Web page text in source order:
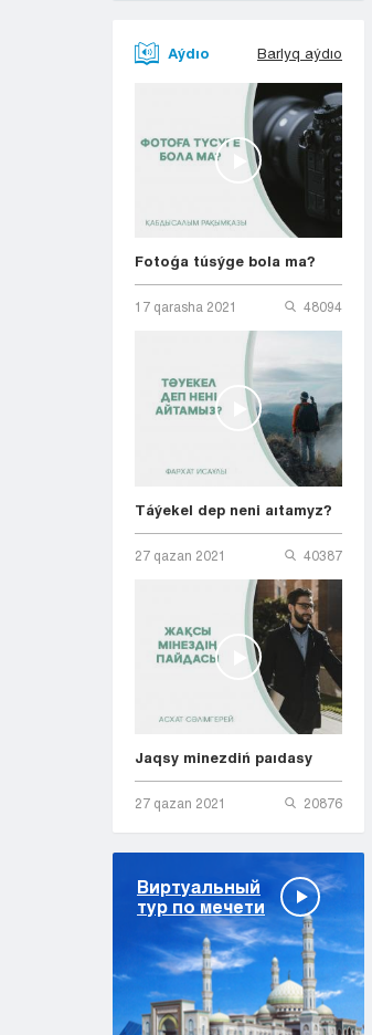
Aýdıo Barlyq aýdıo
Fotoǵa túsýge bola ma?
17 qarasha 2021 48094
Táýekel dep neni aıtamyz?
27 qazan 2021 40387
Jaqsy minezdiń paıdasy
27 qazan 2021 20876
Виртуальный
тур по мечети